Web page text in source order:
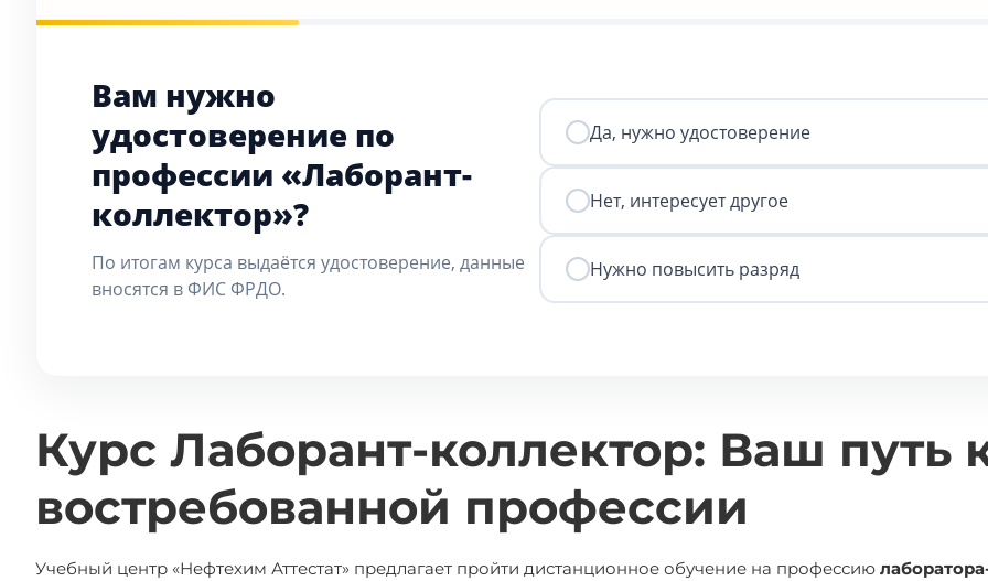
Вам нужно
удостоверение по
профессии «Лаборант-
коллектор»?
По итогам курса выдаётся удостоверение, данные
вносятся в ФИС ФРДО.
Да, нужно удостоверение
Нет, интересует другое
Нужно повысить разряд
Курс Лаборант-коллектор: Ваш путь
востребованной профессии
Учебный центр «Нефтехим Аттестат» предлагает пройти дистанционное обучение на профессию